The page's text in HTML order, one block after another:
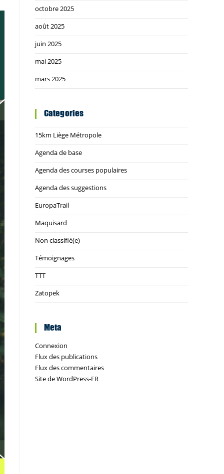
octobre 2025
août 2025
juin 2025
mai 2025
mars 2025
Categories
15km Liège Métropole
Agenda de base
Agenda des courses populaires
Agenda des suggestions
EuropaTrail
Maquisard
Non classifié(e)
Témoignages
TTT
Zatopek
Meta
Connexion
Flux des publications
Flux des commentaires
Site de WordPress-FR